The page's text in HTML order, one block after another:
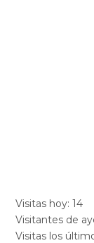
Visitas hoy:14
Visitantes de
Visitas los